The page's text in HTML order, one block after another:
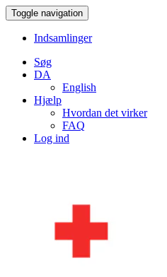
Toggle navigation
Indsamlinger
Søg
DA
English
Hjælp
Hvordan det virker
FAQ
Log ind